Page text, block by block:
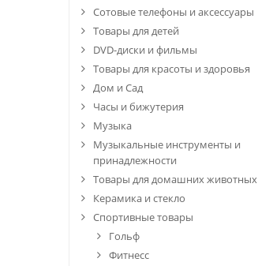
Сотовые телефоны и аксессуары
Товары для детей
DVD-диски и фильмы
Товары для красоты и здоровья
Дом и Сад
Часы и бижутерия
Музыка
Музыкальные инструменты и
принадлежности
Товары для домашних животных
Керамика и стекло
Спортивные товары
Гольф
Фитнесс